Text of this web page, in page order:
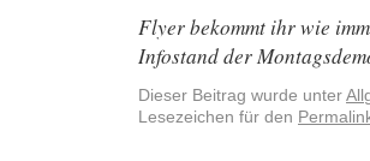
Flyer bekommt ihr wie
Infostand der
Dieser Beitrag wurde unter
Lesezeichen für den